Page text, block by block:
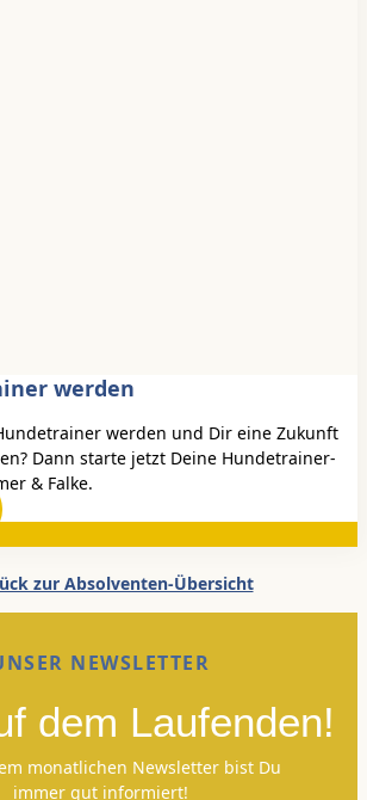
werden
werden und Dir eine Zukunft
Dann starte jetzt Deine Hundetrainer-
& Falke.
zur Absolventen-Übersicht
NEWSLETTER
dem Laufenden!
monatlichen Newsletter bist Du
immer gut informiert!